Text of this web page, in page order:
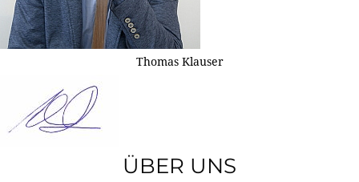
Thomas Klauser
ÜBER UNS